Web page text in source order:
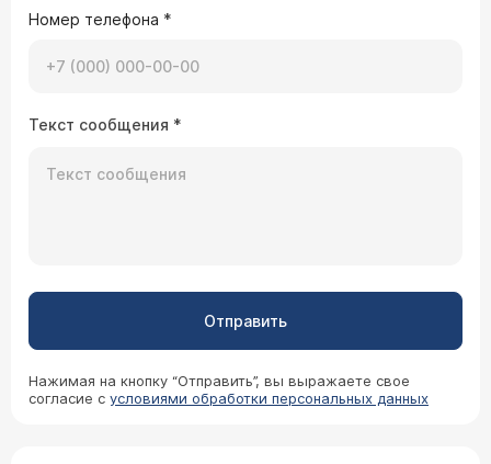
Номер телефона *
Текст сообщения *
Отправить
Нажимая на кнопку “Отправить”, вы выражаете свое
согласие с условиями обработки персональных данных